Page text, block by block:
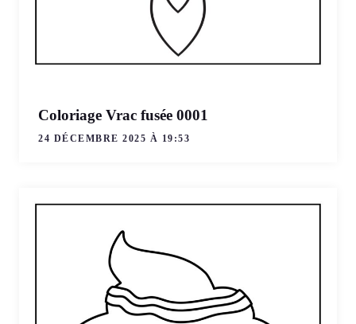
Coloriage Vrac fusée 0001
24 DÉCEMBRE 2025 À 19:53